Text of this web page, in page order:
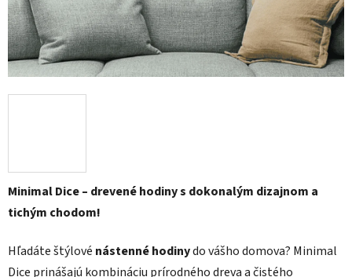
Minimal Dice – drevené hodiny s dokonalým dizajnom a
tichým chodom!
Hľadáte štýlové nástenné hodinydo vášho domova? Minimal
Dice prinášajú kombináciu prírodného dreva a čistého